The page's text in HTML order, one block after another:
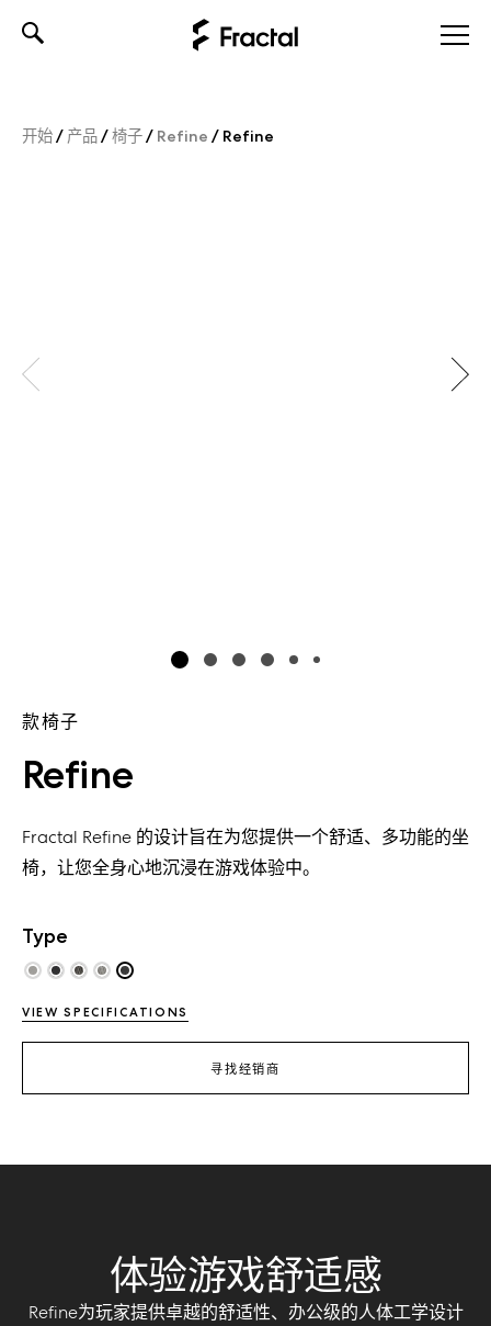
开始/ 产品/椅子/ Refine / Refine
款椅子
Refine
Fractal Refine 的设计旨在为您提供一个舒适、多功能的坐
椅，让您全身心地沉浸在游戏体验中。
Type
VIEW SPECIFICATIONS
寻找经销商
体验游戏舒适感
Refine为玩家提供卓越的舒适性、办公级的人体工学设计